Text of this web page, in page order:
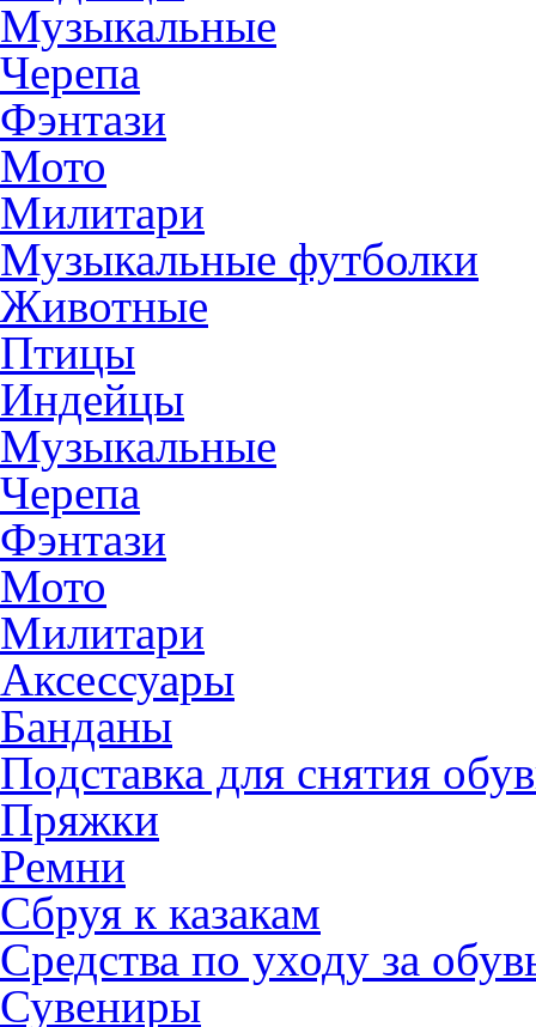
Музыкальные
Черепа
Фэнтази
Мото
Милитари
Музыкальные футболки
Животные
Птицы
Индейцы
Музыкальные
Черепа
Фэнтази
Мото
Милитари
Аксессуары
Банданы
Подставка для снятия
Пряжки
Ремни
Сбруя к казакам
Средства по уходу за
Сувениры